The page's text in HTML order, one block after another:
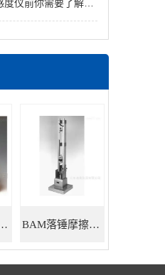
你需要了解的设备知识
氧化稳定性仪 BAM落锤摩擦感度仪